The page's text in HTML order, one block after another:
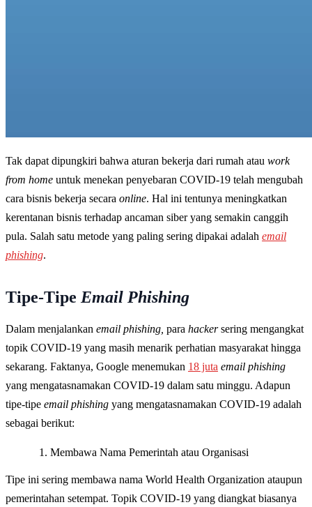
Tak dapat dipungkiri bahwa aturan bekerja dari rumah atau work
from home untuk menekan penyebaran COVID-19 telah mengubah
cara bisnis bekerja secara online. Hal ini tentunya meningkatkan
kerentanan bisnis terhadap ancaman siber yang semakin canggih
pula. Salah satu metode yang paling sering dipakai adalah email
phishing.
Tipe-Tipe Email Phishing
Dalam menjalankan email phishing, para hackersering mengangkat
topik COVID-19 yang masih menarik perhatian masyarakat hingga
sekarang. Faktanya, Google menemukan 18 juta email phishing
yang mengatasnamakan COVID-19 dalam satu minggu. Adapun
tipe-tipe email phishing yang mengatasnamakan COVID-19 adalah
sebagai berikut:
Membawa Nama Pemerintah atau Organisasi
Tipe ini sering membawa nama World Health Organization ataupun
pemerintahan setempat. Topik COVID-19 yang diangkat biasanya